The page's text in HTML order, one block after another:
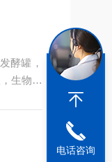
酵罐，
生物制
电话咨询